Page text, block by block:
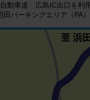
動車道 広島IC出口を利
パーキングエリア（PA